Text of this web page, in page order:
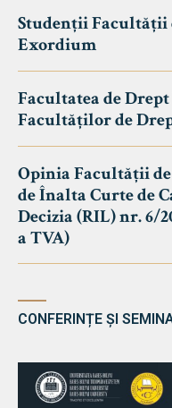
Studenții Facultății
Exordium
Facultatea de
Facultăților de
Opinia Facultății
de Înalta Curte de
Decizia (RIL) nr. 6/
a TVA)
CONFERINȚE ȘI